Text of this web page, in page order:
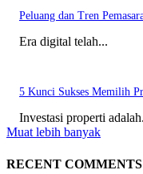
Peluang dan Tren
Era digital telah...
5 Kunci Sukses Memilih
Investasi properti
Muat lebih banyak
RECENT COMMENTS